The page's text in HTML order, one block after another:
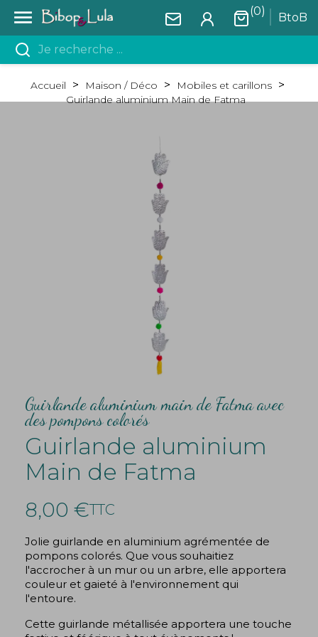
 BtoB
(0)
Accueil Maison / Déco
Mobiles et carillons
Guirlande aluminium Main de Fatma
Guirlande aluminium main de Fatma avec
des pompons colorés
Guirlande aluminium
Main de Fatma
8,00 €TTC
Jolie guirlande en aluminium agrémentée de
pompons colorés. Que vous souhaitiez
l'accrocher à un mur ou un arbre, elle apportera
couleur et gaieté à l'environnement qui
l'entoure.
Cette guirlande métallisée apportera une touche